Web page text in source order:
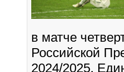
в матче
Российской
2024/2025.